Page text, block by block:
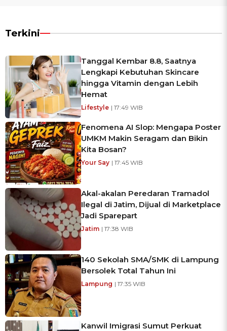
Terkini
Tanggal Kembar 8.8, Saatnya
Lengkapi Kebutuhan Skincare
hingga Vitamin dengan Lebih
Hemat
Lifestyle | 17:49 WIB
Fenomena AI Slop: Mengapa Poster
UMKM Makin Seragam dan Bikin
Kita Bosan?
Your Say | 17:45 WIB
Akal-akalan Peredaran Tramadol
Ilegal di Jatim, Dijual di Marketplace
Jadi Sparepart
Jatim | 17:38 WIB
140 Sekolah SMA/SMK di Lampung
Bersolek Total Tahun Ini
Lampung | 17:35 WIB
Kanwil Imigrasi Sumut Perkuat